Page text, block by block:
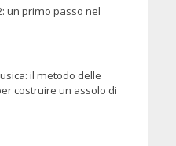
un primo passo nel
il metodo delle
costruire un assolo di